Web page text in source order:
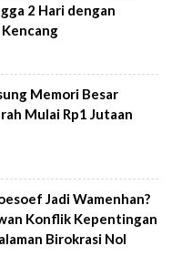
2 Hari dengan
Memori Besar
Mulai Rp1 Jutaan
Jadi Wamenhan?
Konflik Kepentingan
Birokrasi Nol